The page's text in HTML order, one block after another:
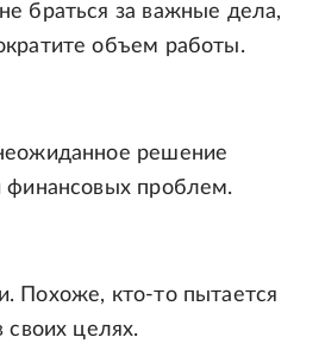
браться за важные дела,
объем работы.
решение
финансовых проблем.
Похоже, кто-то пытается
своих целях.